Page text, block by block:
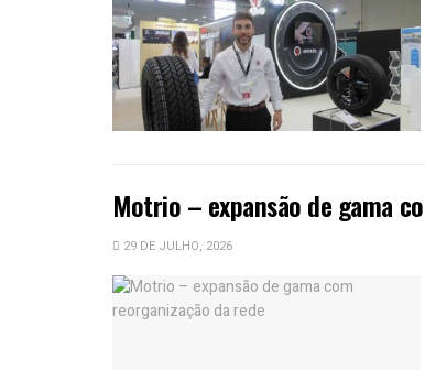
Motrio – expansão de gama
29 DE JULHO, 2026